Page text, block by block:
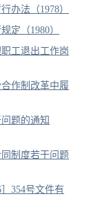
办法（1978）
定（1980）
工退出工作岗
作制改革中履
题的通知
制度若干问题
354号文件有